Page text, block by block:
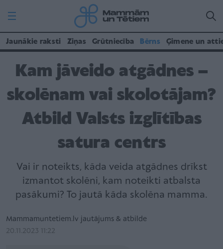
Jaunākie raksti Ziņas Grūtniecība Bērns Ģimene un
Kam jāveido atgādnes –
skolēnam vai skolotājam?
Atbild Valsts izglītības
satura centrs
Vai ir noteikts, kāda veida atgādnes drīkst
izmantot skolēni, kam noteikti atbalsta
pasākumi? To jautā kāda skolēna mamma.
Mammamuntetiem.lv jautājums & atbilde
20.11.2023 11:22